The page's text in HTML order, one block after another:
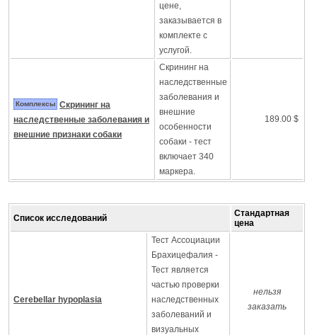
цене,
заказывается в
комплекте с
услугой.
Комплексы Скрининг на
наследственные заболевания и
внешние признаки собаки
Скрининг на
наследственные
заболевания и
внешние
особенности
собаки - тест
включает 340
маркера.
189.00 $
Список исследований
Стандартная
цена
Cerebellar hypoplasia
Тест Ассоциации
Брахицефалия -
Тест является
частью проверки
наследственных
заболеваний и
визуальных
нельзя
заказать